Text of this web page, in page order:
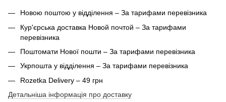
Новою поштою у відділення – За тарифами перевізника
Кур'єрська доставка Новой почтой – За тарифами
перевізника
Поштомати Нової пошти – За тарифами перевізника
Укрпошта у відділення – За тарифами перевізника
Rozetka Delivery – 49 грн
Детальніша інформація про доставку